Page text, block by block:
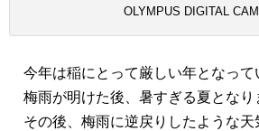
OLYMPUS DIGITAL
今年は稲にとって厳しい年となって
梅雨が明けた後、暑すぎる夏となり
その後、梅雨に逆戻りしたような天